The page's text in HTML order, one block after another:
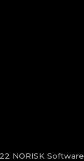
NORISK Software